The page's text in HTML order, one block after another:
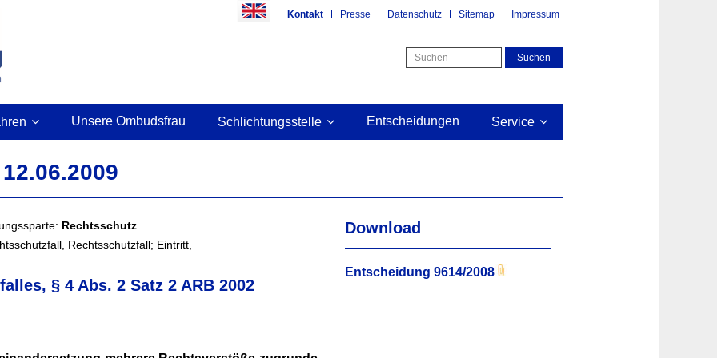
Kontakt Presse Datenschutz Sitemap Impressum
Unsere Ombudsfrau Schlichtungsstelle Entscheidungen Service
Rechtsschutz
Rechtsschutzfall; Eintritt,
§ 4 Abs. 2 Satz 2 ARB 2002
Download
Entscheidung 9614/2008